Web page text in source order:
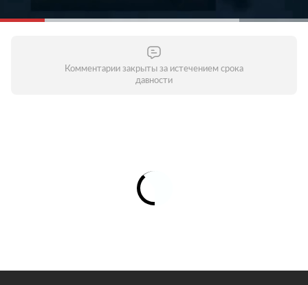
Комментарии закрыты за истечением срока
давности